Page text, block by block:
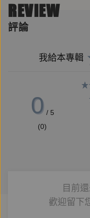
家，又該如何解讀美
而相關的謠言、陰謀
長期關注美中台關
觀測站」在《為什
美中台關係的演變
灣來說至關重要。
退燒的熱門議題，
角、《台灣關係法
REVIEW
評論
我給本專輯
0 / 5
(0)
目前
歡迎留下